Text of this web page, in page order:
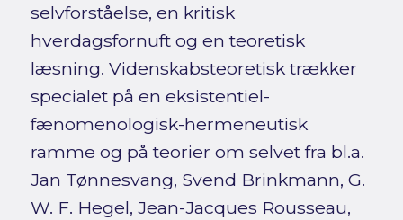
selvforståelse, en kritisk
hverdagsfornuft og en teoretisk
læsning. Videnskabsteoretisk trækker
specialet på en eksistentiel-
fænomenologisk-hermeneutisk
ramme og på teorier om selvet fra bl.a.
Jan Tønnesvang, Svend Brinkmann, G.
W. F. Hegel, Jean-Jacques Rousseau,